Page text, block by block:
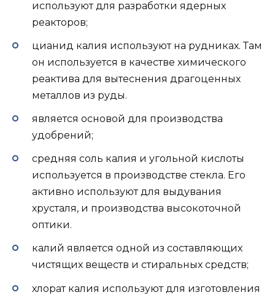
используют для разработки ядерных
реакторов;
цианид калия используют на рудниках. Там
он используется в качестве химического
реактива для вытеснения драгоценных
металлов из руды.
является основой для производства
удобрений;
средняя соль калия и угольной кислоты
используется в производстве стекла. Его
активно используют для выдувания
хрусталя, и производства высокоточной
оптики.
калий является одной из составляющих
чистящих веществ и стиральных средств;
хлорат калия используют для изготовления